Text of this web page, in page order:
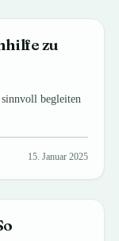
zu
begleiten
15. Januar 2025